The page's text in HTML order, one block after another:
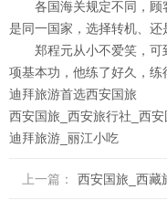
各国海关规定不同，顾
是同一国家，选择转机、还
郑程元从小不爱笑，可
项基本功，他练了好久，练
迪拜旅游首选西安国旅
西安国旅_西安旅行社_西
迪拜旅游​_丽江小吃
上一篇： 西安国旅_西藏